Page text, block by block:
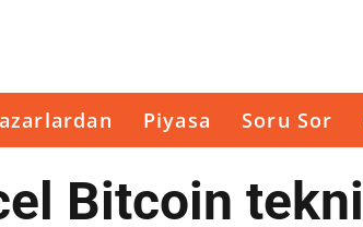
Piyasa Soru Sor
Bitcoin